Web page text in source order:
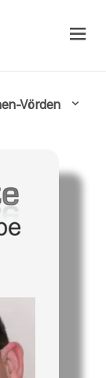
Vörden